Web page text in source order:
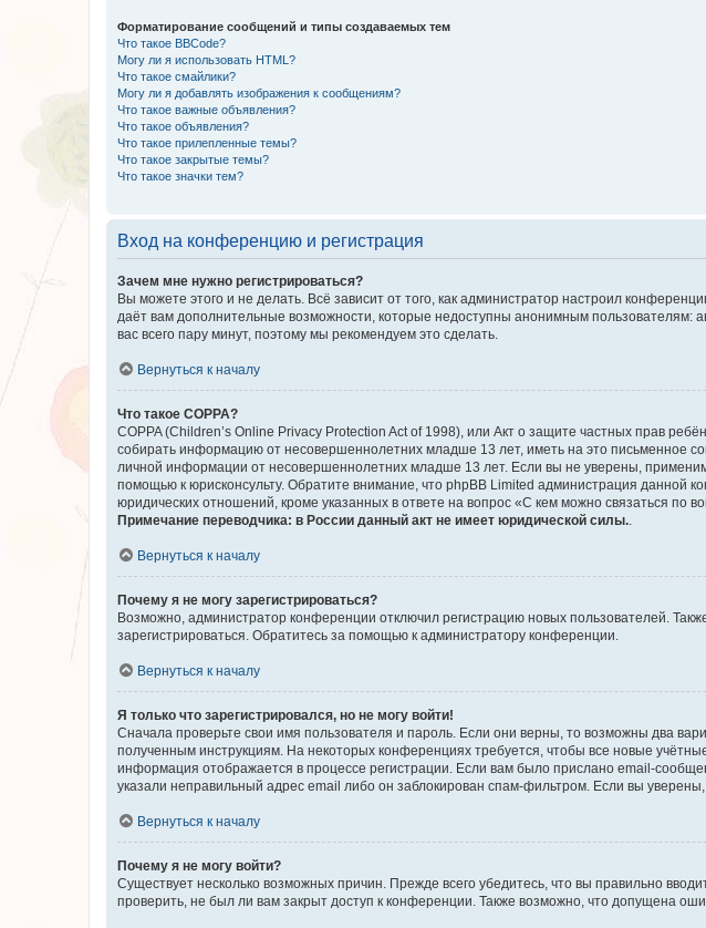
Форматирование сообщений и типы создаваемых тем
Что такое BBCode?
Могу ли я использовать HTML?
Что такое смайлики?
Могу ли я добавлять изображения к сообщениям?
Что такое важные объявления?
Что такое объявления?
Что такое прилепленные темы?
Что такое закрытые темы?
Что такое значки тем?
Вход на конференцию и регистрация
Зачем мне нужно регистрироваться?
Вы можете этого и не делать. Всё зависит от того, как администратор настроил
даёт вам дополнительные возможности, которые недоступны анонимным пользователям:
вас всего пару минут, поэтому мы рекомендуем это сделать.
Вернуться к началу
Что такое COPPA?
COPPA (Children’s Online Privacy Protection Act of 1998), или Акт о защите частных прав
собирать информацию от несовершеннолетних младше 13 лет, иметь на это письменное
личной информации от несовершеннолетних младше 13 лет. Если вы не уверены,
помощью к юрисконсульту. Обратите внимание, что phpBB Limited администрация данной
юридических отношений, кроме указанных в ответе на вопрос «С кем можно связаться по
Примечание переводчика: в России данный акт не имеет юридической силы..
Вернуться к началу
Почему я не могу зарегистрироваться?
Возможно, администратор конференции отключил регистрацию новых пользователей.
зарегистрироваться. Обратитесь за помощью к администратору конференции.
Вернуться к началу
Я только что зарегистрировался, но не могу войти!
Сначала проверьте свои имя пользователя и пароль. Если они верны, то возможны два
полученным инструкциям. На некоторых конференциях требуется, чтобы все новые
информация отображается в процессе регистрации. Если вам было прислано email-
указали неправильный адрес email либо он заблокирован спам-фильтром. Если вы
Вернуться к началу
Почему я не могу войти?
Существует несколько возможных причин. Прежде всего убедитесь, что вы правильно
проверить, не был ли вам закрыт доступ к конференции. Также возможно, что допущена